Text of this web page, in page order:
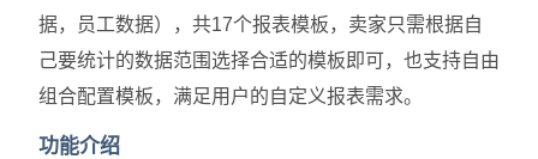
据，员工数据），共17个报表模板，卖家只需根据自
己要统计的数据范围选择合适的模板即可，也支持自由
组合配置模板，满足用户的自定义报表需求。
功能介绍